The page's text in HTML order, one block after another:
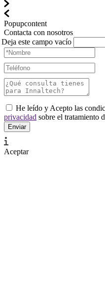
Popupcontent
Contacta con nosotros
Deja este campo vacío
He leído y Acepto las
privacidad sobre el tratamiento
Aceptar